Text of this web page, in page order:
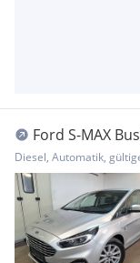
Ford S-MAX
AHK, ACC, L...
Diesel, Automatik,